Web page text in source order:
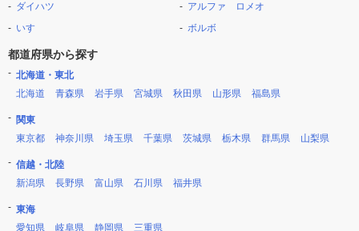
ダイハツ
いすゞ
アルファ ロメオ
ボルボ
都道府県から探す
北海道・東北
北海道
青森県 岩手県 宮城県 秋田県 山形県 福島県
関東
東京都
神奈川県 埼玉県 千葉県 茨城県 栃木県 群馬県 山梨県
信越・北陸
新潟県
長野県 富山県 石川県 福井県
東海
愛知県
岐阜県 静岡県 三重県